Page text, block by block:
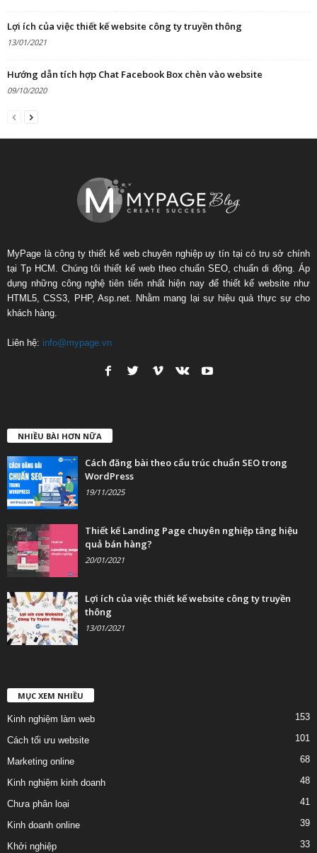
Lợi ích của việc thiết kế website công ty truyền thông
13/01/2021
Hướng dẫn tích hợp Chat Facebook Box chèn vào website
09/10/2020
MyPage là công ty thiết kế web chuyên nghiệp uy tín tại có trụ sở chính
tại Tp HCM. Chúng tôi thiết kế web theo chuẩn SEO, chuẩn di động. Áp
dụng những công nghệ tiên tiến nhất hiện nay để thiết kế website như
HTML5, CSS3, PHP, Asp.net. Nhằm mang lại sự hiệu quả thực sự cho
khách hàng.
Liên hệ: info@mypage.vn
NHIỀU BÀI HƠN NỮA
Cách đăng bài theo cấu trúc chuẩn SEO trong
WordPress
19/11/2025
Thiết kế Landing Page chuyên nghiệp tăng hiệu
quả bán hàng?
20/01/2021
Lợi ích của việc thiết kế website công ty truyền
thông
13/01/2021
MỤC XEM NHIỀU
Kinh nghiệm làm web 153
Cách tối ưu website 101
Marketing online 68
Kinh nghiệm kinh doanh 48
Chưa phân loại 41
Kinh doanh online 39
Khởi nghiệp 33